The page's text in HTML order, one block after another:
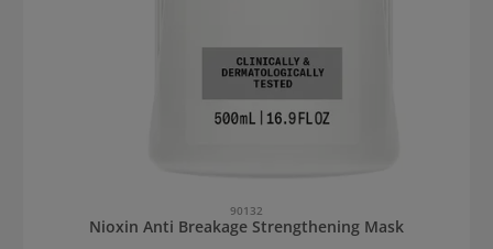
90132
Nioxin Anti Breakage Strengthening Mask